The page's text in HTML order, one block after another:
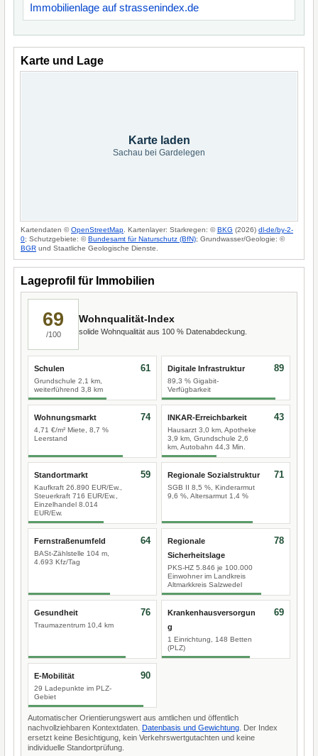
Immobilienlage auf strassenindex.de
Karte und Lage
Karte laden
Sachau bei Gardelegen
Kartendaten ©OpenStreetMap . Kartenlayer: Starkregen: ©BKG (2026) dl-de/by-2-
0; Schutzgebiete: ©Bundesamt für Naturschutz (BfN); Grundwasser/Geologie: ©
BGR und Staatliche Geologische Dienste.
Lageprofil für Immobilien
69
/100
Wohnqualität-Index
solide Wohnqualität aus 100 % Datenabdeckung.
Schulen
Grundschule 2,1 km,
weiterführend 3,8 km
61 Digitale Infrastruktur
89,3 % Gigabit-
Verfügbarkeit
89
Wohnungsmarkt
4,71 €/m² Miete, 8,7 %
Leerstand
74 INKAR-Erreichbarkeit
Hausarzt 3,0 km, Apotheke
3,9 km, Grundschule 2,6
km, Autobahn 44,3 Min.
43
Standortmarkt
Kaufkraft 26.890 EUR/Ew.,
Steuerkraft 716 EUR/Ew.,
Einzelhandel 8.014
EUR/Ew.
59 Regionale Sozialstruktur
SGB II 8,5 %, Kinderarmut
9,6 %, Altersarmut 1,4 %
71
Fernstraßenumfeld
BASt-Zählstelle 104 m,
4.693 Kfz/Tag
64
Regionale
Sicherheitslage
PKS-HZ 5.846 je 100.000
Einwohner im Landkreis
Altmarkkreis Salzwedel
78
Gesundheit
Traumazentrum 10,4 km
76
Krankenhausversorgun
g
1 Einrichtung, 148 Betten
(PLZ)
69
E-Mobilität
29 Ladepunkte im PLZ-
Gebiet
90
Automatischer Orientierungswert aus amtlichen und öffentlich
nachvollziehbaren Kontextdaten. Datenbasis und Gewichtung . Der Index
ersetzt keine Besichtigung, kein Verkehrswertgutachten und keine
individuelle Standortprüfung.